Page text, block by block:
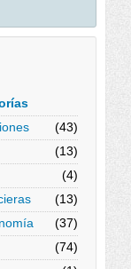
(43)
(13)
(4)
(13)
(37)
(74)